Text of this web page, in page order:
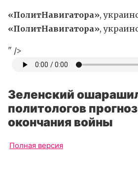
«ПолитНавигатора»,
«ПолитНавигатора»,
" />
Зеленский
политологов
окончания войны
Полная версия